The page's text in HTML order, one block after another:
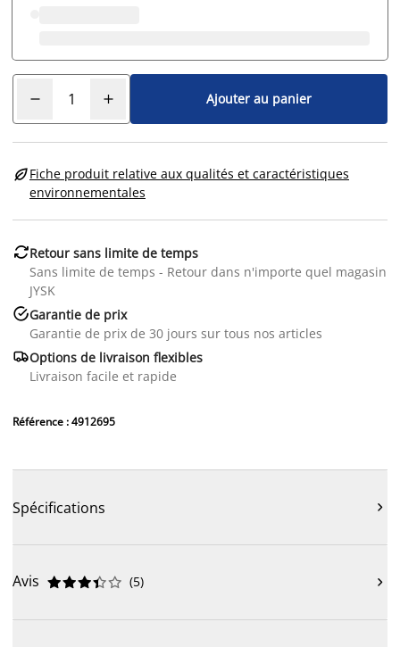
Ajouter au panier
Fiche produit relative aux qualités et caractéristiques
environnementales
Retour sans limite de temps
Sans limite de temps - Retour dans n'importe quel magasin
JYSK
Garantie de prix
Garantie de prix de 30 jours sur tous nos articles
Options de livraison flexibles
Livraison facile et rapide
Référence : 4912695
Spécifications 
Avis 




 (5) 